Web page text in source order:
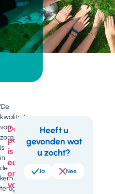
‘De
kwaliteit
van
zorg
is
in
de
kern
terug
Deze
pagina
is
een
onderdeel
van
Feedback
Heeft u
gevonden wat
u zocht?
Ja Nee